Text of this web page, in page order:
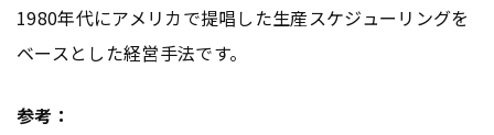
1980年代にアメリカで提唱した生産スケジューリングを
ベースとした経営手法です。
参考：